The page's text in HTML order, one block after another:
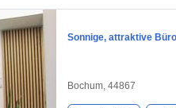
Sonnige, attraktive
Bochum, 44867